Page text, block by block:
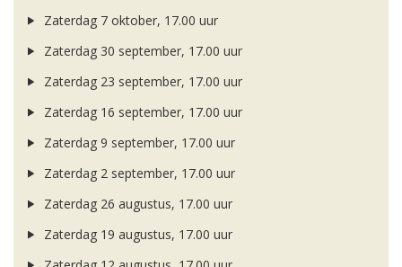
Zaterdag 7 oktober, 17.00 uur
Zaterdag 30 september, 17.00 uur
Zaterdag 23 september, 17.00 uur
Zaterdag 16 september, 17.00 uur
Zaterdag 9 september, 17.00 uur
Zaterdag 2 september, 17.00 uur
Zaterdag 26 augustus, 17.00 uur
Zaterdag 19 augustus, 17.00 uur